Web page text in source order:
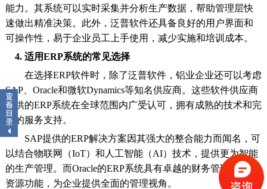
能力。其系统可以实时采集并分析生产数据，帮助管理层快
速做出精准决策。此外，泛普软件还具备良好的用户界面和
可操作性，易于企业员工上手使用，减少实施和培训成本。
4. 适用ERP系统的常见选择
在选择ERP软件时，除了泛普软件，铝业企业还可以考虑
SAP、Oracle和微软Dynamics等知名供应商。这些软件供应商
提供的ERP系统在全球范围内广受认可，拥有成熟的技术和完
善的服务支持。
SAP提供的ERP解决方案因其强大的整合能力而闻名，可
以结合物联网（IoT）和人工智能（AI）技术，提供更为智能
的生产管理。而Oracle的ERP系统具有卓越的财务管理和人力
资源功能，为企业提供全面的管理视角。